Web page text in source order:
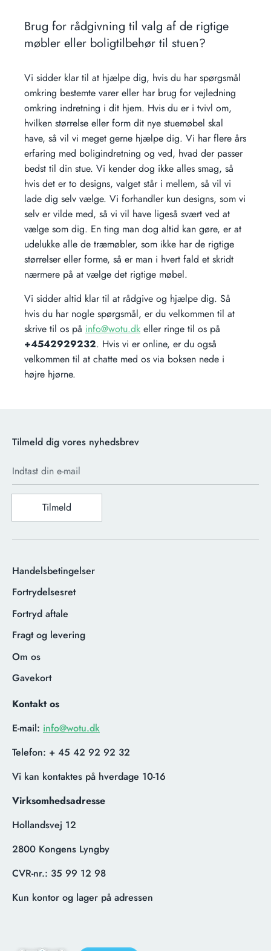
Brug for rådgivning til valg af de rigtige
møbler eller boligtilbehør til stuen?
Vi sidder klar til at hjælpe dig, hvis du har spørgsmål
omkring bestemte varer eller har brug for vejledning
omkring indretning i dit hjem. Hvis du er i tvivl om,
hvilken størrelse eller form dit nye stuemøbel skal
have, så vil vi meget gerne hjælpe dig. Vi har flere års
erfaring med boligindretning og ved, hvad der passer
bedst til din stue. Vi kender dog ikke alles smag, så
hvis det er to designs, valget står i mellem, så vil vi
lade dig selv vælge. Vi forhandler kun designs, som vi
selv er vilde med, så vi vil have ligeså svært ved at
vælge som dig. En ting man dog altid kan gøre, er at
udelukke alle de træmøbler, som ikke har de rigtige
størrelser eller forme, så er man i hvert fald et skridt
nærmere på at vælge det rigtige møbel.
Vi sidder altid klar til at rådgive og hjælpe dig. Så
hvis du har nogle spørgsmål, er du velkommen til at
skrive til os på info@wotu.dk eller ringe til os på
+4542929232. Hvis vi er online, er du også
velkommen til at chatte med os via boksen nede i
højre hjørne.
Tilmeld dig vores nyhedsbrev
Indtast din e-mail
Tilmeld
Handelsbetingelser
Fortrydelsesret
Fortryd aftale
Fragt og levering
Om os
Gavekort
Kontakt os
E-mail: info@wotu.dk
Telefon: + 45 42 92 92 32
Vi kan kontaktes på hverdage 10-16
Virksomhedsadresse
Hollandsvej 12
2800 Kongens Lyngby
CVR-nr.: 35 99 12 98
Kun kontor og lager på adressen